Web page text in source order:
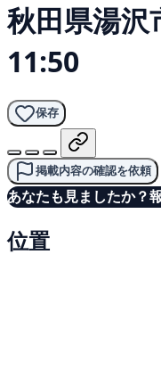
秋田県湯沢
11:50
保存
掲載内容の確認を依頼
あなたも見ましたか？
位置